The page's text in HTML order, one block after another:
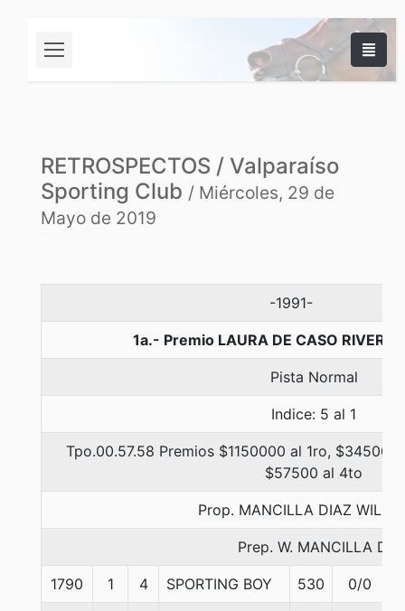
RETROSPECTOS / Valparaíso
Sporting Club / Miércoles, 29 de
Mayo de 2019
-1991-
1a.- Premio LAURA DE CASO
Pista Normal
Indice: 5 al 1
Tpo.00.57.58 Premios $1150000 al 1ro,
$57500 al 4to
Prop. MANCILLA DIAZ
Prep. W. MANCILLA D.
1790 1 4 SPORTING BOY 530 0/0